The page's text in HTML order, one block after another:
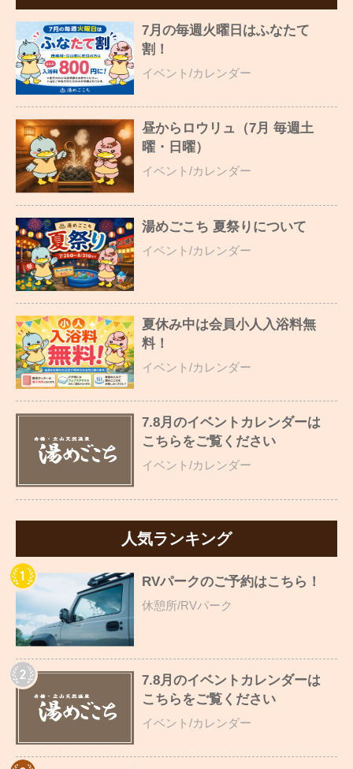
7月の毎週火曜日はふなたて
割！
イベント/カレンダー
昼からロウリュ（7月 毎週土
曜・日曜）
イベント/カレンダー
湯めごこち 夏祭りについて
イベント/カレンダー
夏休み中は会員小人入浴料無
料！
イベント/カレンダー
7.8月のイベントカレンダーは
こちらをご覧ください
イベント/カレンダー
人気ランキング
RVパークのご予約はこちら！
休憩所/RVパーク
7.8月のイベントカレンダーは
こちらをご覧ください
イベント/カレンダー